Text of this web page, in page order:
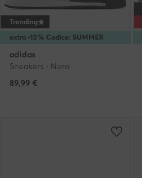
extra -15% Codice: SUMMER
Trending
adidas
Sneakers · Nero
89,99 €